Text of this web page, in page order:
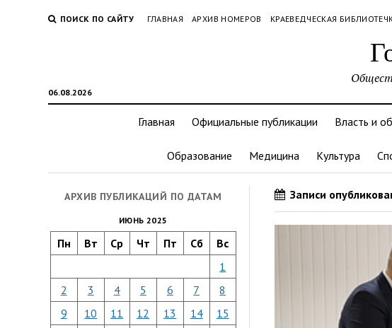
ПОИСК ПО САЙТУ ГЛАВНАЯ АРХИВ НОМЕРОВ КРАЕВЕДЧЕСКАЯ
06.08.2026
Главная Официальные публикации Власть и
Образование Медицина Культура
АРХИВ ПУБЛИКАЦИЙ ПО ДАТАМ
ИЮНЬ 2025
Пн Вт Ср Чт Пт Сб Вс
1
2
3 4 5 6 7
8
9
10 11 12 13 14
15
Записи